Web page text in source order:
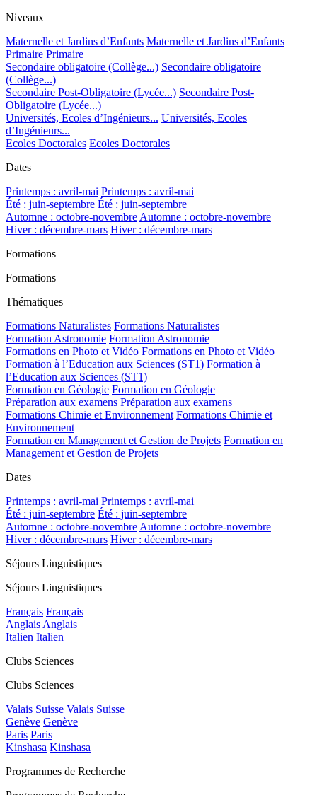
Niveaux
Maternelle et Jardins d’Enfants Maternelle et Jardins d’Enfants
Primaire Primaire
Secondaire obligatoire (Collège...) Secondaire obligatoire
(Collège...)
Secondaire Post-Obligatoire (Lycée...) Secondaire Post-
Obligatoire (Lycée...)
Universités, Ecoles d’Ingénieurs... Universités, Ecoles
d’Ingénieurs...
Ecoles Doctorales Ecoles Doctorales
Dates
Printemps : avril-mai Printemps : avril-mai
Été : juin-septembre Été : juin-septembre
Automne : octobre-novembre Automne : octobre-novembre
Hiver : décembre-mars Hiver : décembre-mars
Formations
Formations
Thématiques
Formations Naturalistes Formations Naturalistes
Formation Astronomie Formation Astronomie
Formations en Photo et Vidéo Formations en Photo et Vidéo
Formation à l’Education aux Sciences (ST1) Formation à
l’Education aux Sciences (ST1)
Formation en Géologie Formation en Géologie
Préparation aux examens Préparation aux examens
Formations Chimie et Environnement Formations Chimie et
Environnement
Formation en Management et Gestion de Projets Formation en
Management et Gestion de Projets
Dates
Printemps : avril-mai Printemps : avril-mai
Été : juin-septembre Été : juin-septembre
Automne : octobre-novembre Automne : octobre-novembre
Hiver : décembre-mars Hiver : décembre-mars
Séjours Linguistiques
Séjours Linguistiques
Français Français
Anglais Anglais
Italien Italien
Clubs Sciences
Clubs Sciences
Valais Suisse Valais Suisse
Genève Genève
Paris Paris
Kinshasa Kinshasa
Programmes de Recherche